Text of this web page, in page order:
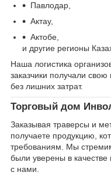
Павлодар,
Актау,
Актобе,
и другие регионы
Наша логистика
заказчики получали
без лишних затрат.
Торговый дом
Заказывая траверсы и
получаете продукцию,
требованиям. Мы
были уверены в качестве
с нами.